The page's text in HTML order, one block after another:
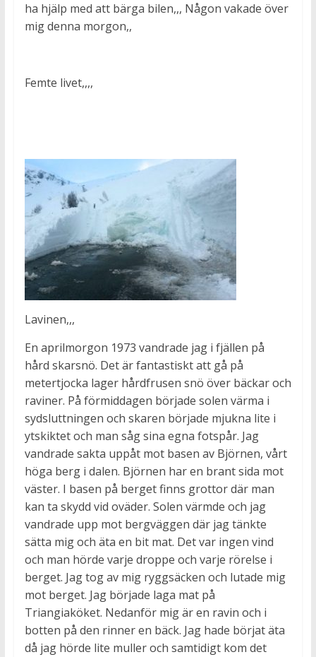
ha hjälp med att bärga bilen,,, Någon vakade över
mig denna morgon,,
Femte livet,,,,
Lavinen,,,
En aprilmorgon 1973 vandrade jag i fjällen på
hård skarsnö. Det är fantastiskt att gå på
metertjocka lager hårdfrusen snö över bäckar och
raviner. På förmiddagen började solen värma i
sydsluttningen och skaren började mjukna lite i
ytskiktet och man såg sina egna fotspår. Jag
vandrade sakta uppåt mot basen av Björnen, vårt
höga berg i dalen. Björnen har en brant sida mot
väster. I basen på berget finns grottor där man
kan ta skydd vid oväder. Solen värmde och jag
vandrade upp mot bergväggen där jag tänkte
sätta mig och äta en bit mat. Det var ingen vind
och man hörde varje droppe och varje rörelse i
berget. Jag tog av mig ryggsäcken och lutade mig
mot berget. Jag började laga mat på
Triangiaköket. Nedanför mig är en ravin och i
botten på den rinner en bäck. Jag hade börjat äta
då jag hörde lite muller och samtidigt kom det